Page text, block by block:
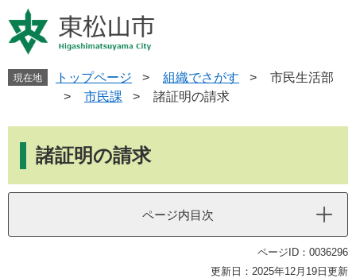
ー
ジ
す
ニ
ュ
し
へ
現在地 トップページ > 組織でさがす >
市民生活部
>
市民課 > 諸証明の請求
諸証明の請求
ページ内目次
ページID：0036296
更新日：2025年12月19日更新